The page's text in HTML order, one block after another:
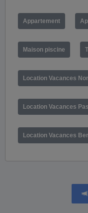
Appartement
Maison piscine
Location Vacances
Location Vacances
Location Vacances